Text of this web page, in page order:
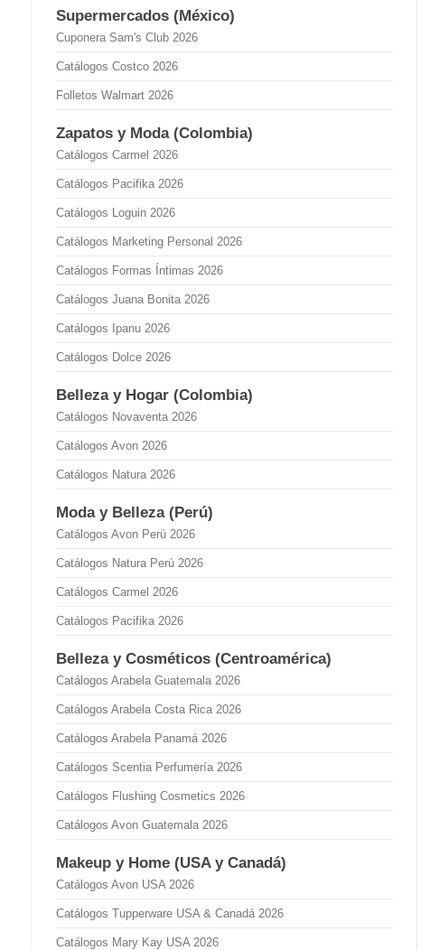
Supermercados (México)
Cuponera Sam's Club 2026
Catálogos Costco 2026
Folletos Walmart 2026
Zapatos y Moda (Colombia)
Catálogos Carmel 2026
Catálogos Pacifika 2026
Catálogos Loguin 2026
Catálogos Marketing Personal 2026
Catálogos Formas Íntimas 2026
Catálogos Juana Bonita 2026
Catálogos Ipanu 2026
Catálogos Dolce 2026
Belleza y Hogar (Colombia)
Catálogos Novaventa 2026
Catálogos Avon 2026
Catálogos Natura 2026
Moda y Belleza (Perú)
Catálogos Avon Perú 2026
Catálogos Natura Perú 2026
Catálogos Carmel 2026
Catálogos Pacifika 2026
Belleza y Cosméticos (Centroamérica)
Catálogos Arabela Guatemala 2026
Catálogos Arabela Costa Rica 2026
Catálogos Arabela Panamá 2026
Catálogos Scentia Perfumería 2026
Catálogos Flushing Cosmetics 2026
Catálogos Avon Guatemala 2026
Makeup y Home (USA y Canadá)
Catálogos Avon USA 2026
Catálogos Tupperware USA & Canadá 2026
Catálogos Mary Kay USA 2026